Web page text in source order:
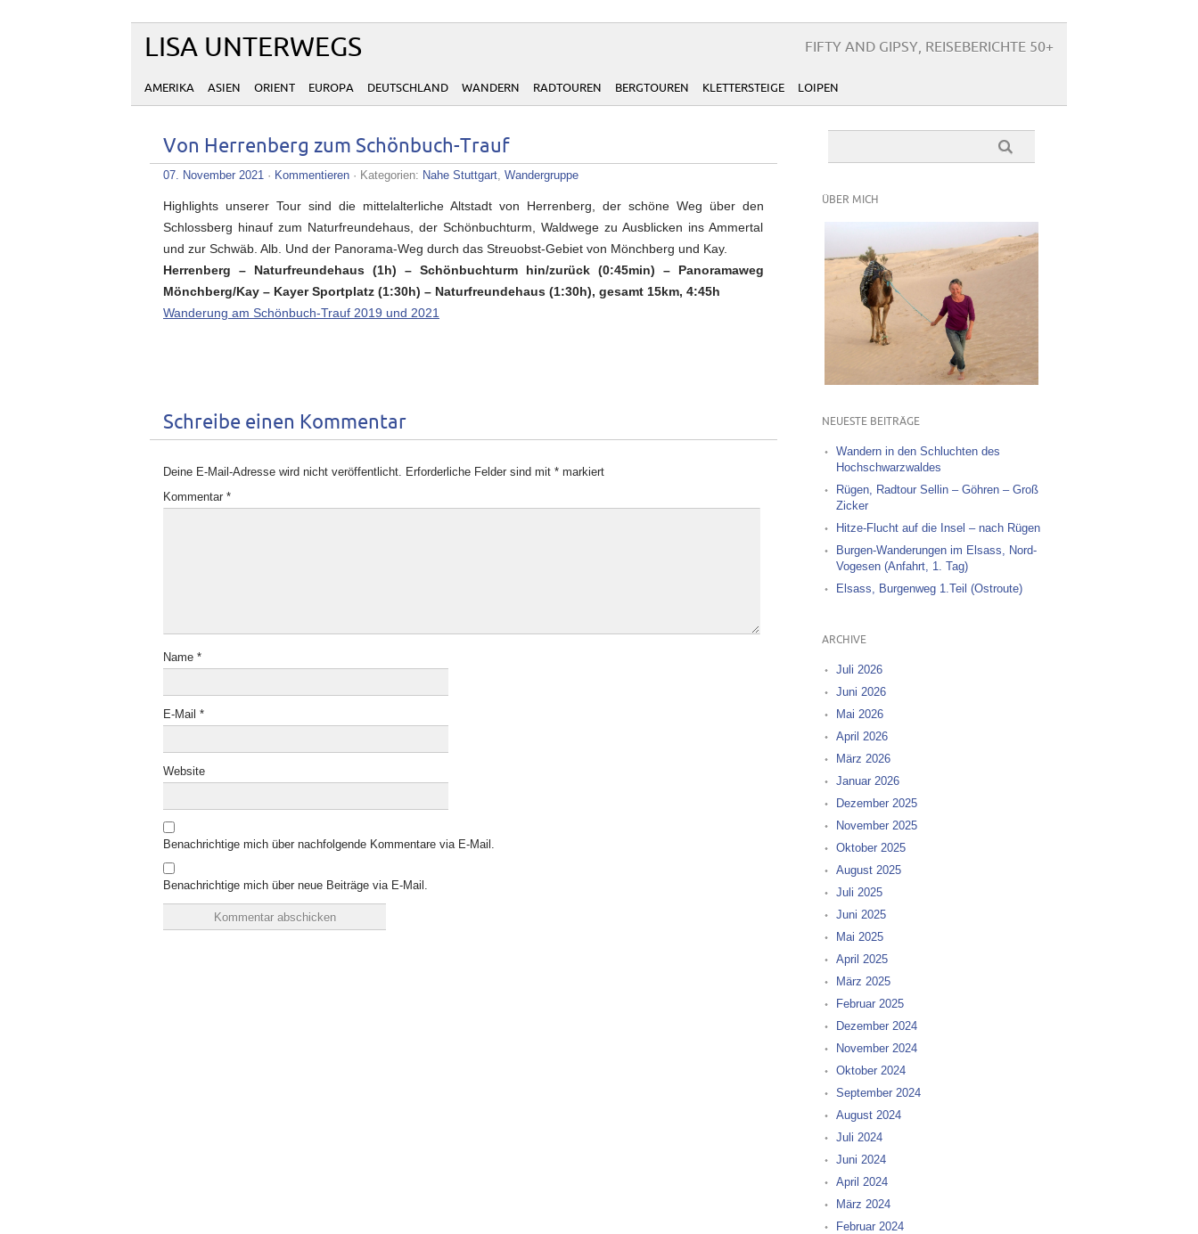
LISA UNTERWEGS FIFTY AND GIPSY, REISEBERICHTE 50+
AMERIKA ASIEN ORIENT EUROPA DEUTSCHLAND WANDERN RADTOUREN BERGTOUREN KLETTERSTEIGE LOIPEN
Von Herrenberg zum Schönbuch-Trauf
07. November 2021 · Kommentieren · Kategorien: Nahe Stuttgart, Wandergruppe
Highlights unserer Tour sind die mittelalterliche Altstadt von Herrenberg, der schöne Weg über den
Schlossberg hinauf zum Naturfreundehaus, der Schönbuchturm, Waldwege zu Ausblicken ins Ammertal
und zur Schwäb. Alb. Und der Panorama-Weg durch das Streuobst-Gebiet von Mönchberg und Kay.
Herrenberg – Naturfreundehaus (1h) – Schönbuchturm hin/zurück (0:45min) – Panoramaweg
Mönchberg/Kay – Kayer Sportplatz (1:30h) – Naturfreundehaus (1:30h), gesamt 15km, 4:45h
Wanderung am Schönbuch-Trauf 2019 und 2021
Schreibe einen Kommentar
Deine E-Mail-Adresse wird nicht veröffentlicht. Erforderliche Felder sind mit * markiert
Kommentar *
Name *
E-Mail *
Website
Benachrichtige mich über nachfolgende Kommentare via E-Mail.
Benachrichtige mich über neue Beiträge via E-Mail.
ÜBER MICH
NEUESTE BEITRÄGE
Wandern in den Schluchten des
Hochschwarzwaldes
Rügen, Radtour Sellin – Göhren – Groß
Zicker
Hitze-Flucht auf die Insel – nach Rügen
Burgen-Wanderungen im Elsass, Nord-
Vogesen (Anfahrt, 1. Tag)
Elsass, Burgenweg 1.Teil (Ostroute)
ARCHIVE
Juli 2026
Juni 2026
Mai 2026
April 2026
März 2026
Januar 2026
Dezember 2025
November 2025
Oktober 2025
August 2025
Juli 2025
Juni 2025
Mai 2025
April 2025
März 2025
Februar 2025
Dezember 2024
November 2024
Oktober 2024
September 2024
August 2024
Juli 2024
Juni 2024
April 2024
März 2024
Februar 2024